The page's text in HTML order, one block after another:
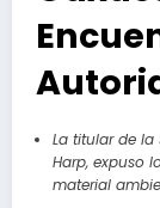
La titular de la
Harp, expuso
material